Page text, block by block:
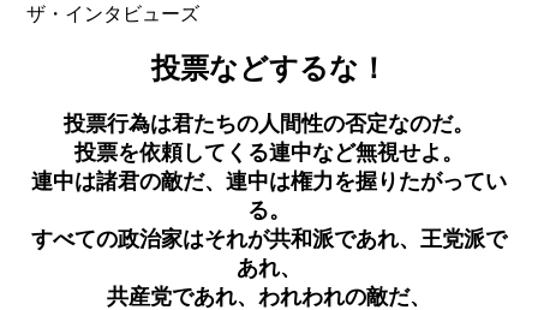
ザ・インタビューズ
投票などするな！
投票行為は君たちの人間性の否定なのだ。
投票を依頼してくる連中など無視せよ。
連中は諸君の敵だ、連中は権力を握りたがってい
る。
すべての政治家はそれが共和派であれ、王党派で
あれ、
共産党であれ、われわれの敵だ、